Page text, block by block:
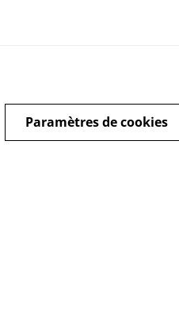
Conditions générales
Paramètres de cookies